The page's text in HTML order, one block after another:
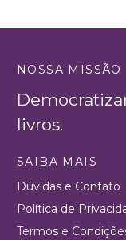
NOSSA MISSÃO
livros.
SAIBA MAIS
Dúvidas e Contato
Política de
Termos e